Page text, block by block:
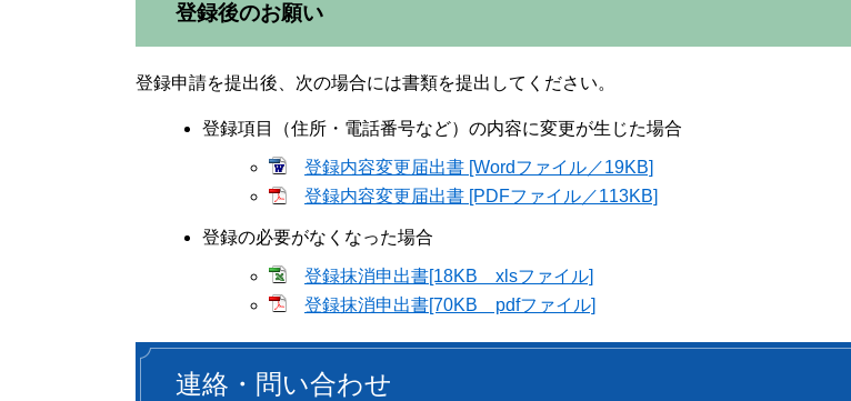
登録後のお願い
登録申請を提出後、次の場合には書類を提出してください。
登録項目（住所・電話番号など）の内容に変更が生じた場合
登録内容変更届出書 [Wordファイル／19KB]
登録内容変更届出書 [PDFファイル／113KB]
登録の必要がなくなった場合
登録抹消申出書[18KB xlsファイル]
登録抹消申出書[70KB pdfファイル]
連絡・問い合わせ